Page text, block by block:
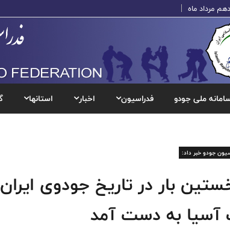
مرداد ماه
ملی جودو فدراسیون اخبار استانها
جودو خبر داد:
بار در تاریخ جودوی
آسیا به دست آمد